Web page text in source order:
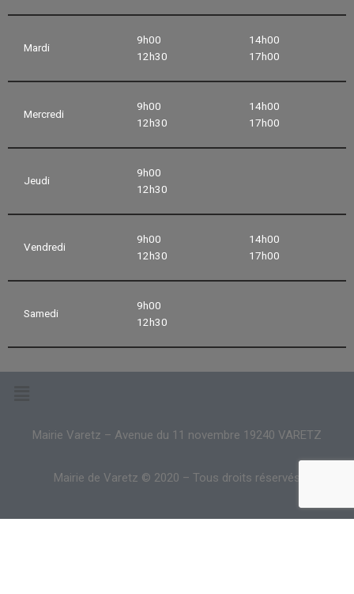
Mardi
9h00
12h30
14h00
17h00
Mercredi
9h00
12h30
14h00
17h00
Jeudi
9h00
12h30
Vendredi
9h00
12h30
14h00
17h00
Samedi
9h00
12h30
Mairie Varetz – Avenue du 11 novembre 19240 VARETZ
Mairie de Varetz © 2020 – Tous droits réservés